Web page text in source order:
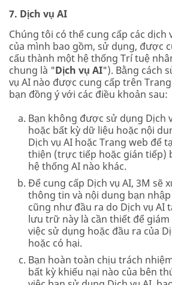
7. Dịch vụ AI
Chúng tôi có thể cung cấp các dịch
của mình bao gồm, sử dụng, được
cấu thành một hệ thống Trí tuệ
chung là "Dịch vụ AI"). Bằng cách
vụ AI nào được cung cấp trên
bạn đồng ý với các điều khoản sau:
Bạn không được sử dụng Dịch
hoặc bất kỳ dữ liệu hoặc nội
Dịch vụ AI hoặc Trang web để
thiện (trực tiếp hoặc gián tiếp)
hệ thống AI nào khác.
Để cung cấp Dịch vụ AI, 3M sẽ
thông tin và nội dung bạn nhập
cũng như đầu ra do Dịch vụ AI
lưu trữ này là cần thiết để giám
việc sử dụng hoặc đầu ra của
hoặc có hại.
Bạn hoàn toàn chịu trách
bất kỳ khiếu nại nào của bên